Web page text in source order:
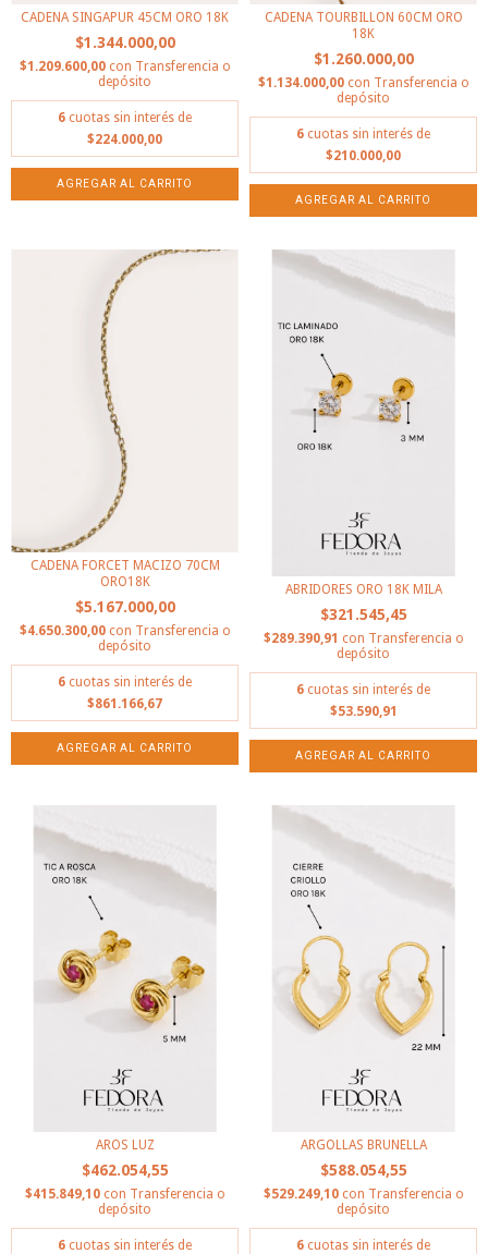
CADENA SINGAPUR 45CM ORO 18K
$1.344.000,00
$1.209.600,00 con Transferencia o
depósito
6 cuotas sin interés de
$224.000,00
CADENA TOURBILLON 60CM ORO
18K
$1.260.000,00
$1.134.000,00 con Transferencia o
depósito
6 cuotas sin interés de
$210.000,00
CADENA FORCET MACIZO 70CM
ORO18K
$5.167.000,00
$4.650.300,00 con Transferencia o
depósito
6 cuotas sin interés de
$861.166,67
ABRIDORES ORO 18K MILA
$321.545,45
$289.390,91 con Transferencia o
depósito
6 cuotas sin interés de
$53.590,91
AROS LUZ
$462.054,55
$415.849,10 con Transferencia o
depósito
6 cuotas sin interés de
ARGOLLAS BRUNELLA
$588.054,55
$529.249,10 con Transferencia o
depósito
6 cuotas sin interés de